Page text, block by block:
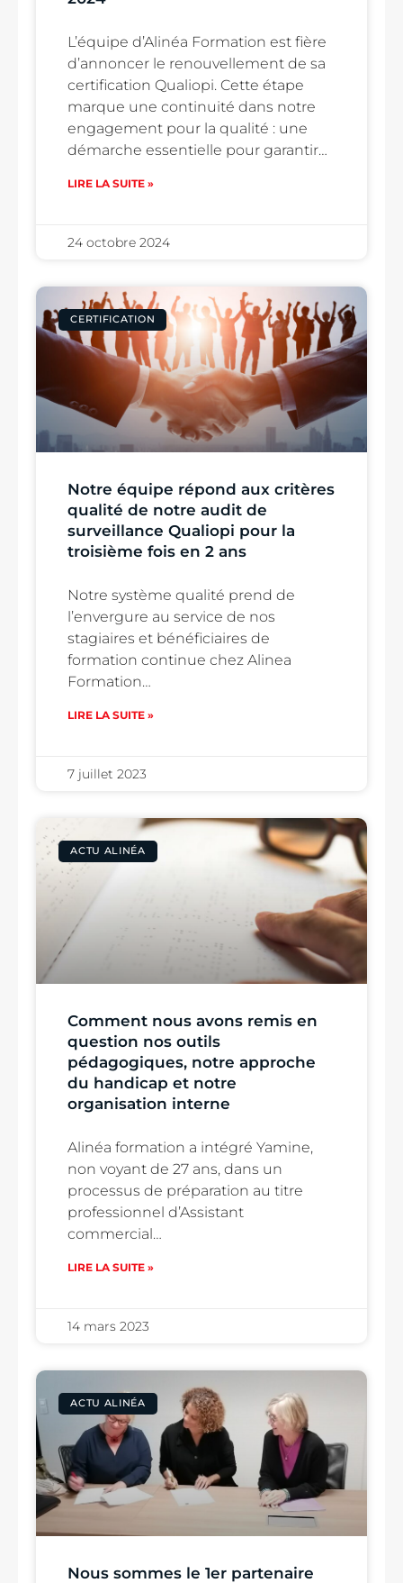
L’équipe d’Alinéa Formation est fière
d’annoncer le renouvellement de sa
certification Qualiopi. Cette étape
marque une continuité dans notre
engagement pour la qualité : une
démarche essentielle pour garantir…
LIRE LA SUITE »
24 octobre 2024
CERTIFICATION
Notre équipe répond aux critères
qualité de notre audit de
surveillance Qualiopi pour la
troisième fois en 2 ans
Notre système qualité prend de
l’envergure au service de nos
stagiaires et bénéficiaires de
formation continue chez Alinea
Formation…
LIRE LA SUITE »
7 juillet 2023
ACTU ALINÉA
Comment nous avons remis en
question nos outils
pédagogiques, notre approche
du handicap et notre
organisation interne
Alinéa formation a intégré Yamine,
non voyant de 27 ans, dans un
processus de préparation au titre
professionnel d’Assistant
commercial…
LIRE LA SUITE »
14 mars 2023
ACTU ALINÉA
Nous sommes le 1er partenaire